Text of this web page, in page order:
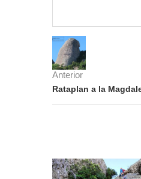
Anterior
Rataplan a la